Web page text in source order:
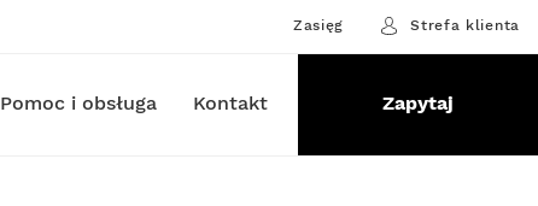
Zasięg Strefa klienta
Pomoc i obsługa Kontakt Zapytaj